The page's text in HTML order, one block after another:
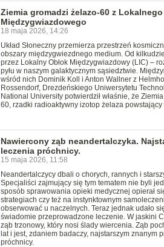
Ziemia gromadzi żelazo-60 z Lokalnego
Międzygwiazdowego
18 maja 2026, 14:26
Układ Słoneczny przemierza przestrzeń
obszary międzygwiezdnego medium. Od
przez Lokalny Obłok Międzygwiazdowy (LIC) –
pyłu w naszym galaktycznym sąsiedztwie.
wśród nich Dominik Koll i Anton Wallner z
Rossendorf, Drezdeńskiego Uniwersytetu
National University potwierdził właśnie, że
60, rzadki radioaktywny izotop żelaza
Nawiercony ząb neandertalczyka.
leczenia próchnicy.
15 maja 2026, 11:58
Neandertalczycy dbali o chorych, rannych i
Specjaliści zajmujący się tym tematem nie byli
sposób sprawowania opieki medycznej opierał
strategiach czy też na instynktownym
obserwować u naczelnych. Teraz jednak udało
świadomie przeprowadzone leczenie. W jaskini
ząb trzonowy, który nosi ślady wiercenia. Ząb
lat i jest, zdaniem badaczy, najstarszym znanym
próchnicy.